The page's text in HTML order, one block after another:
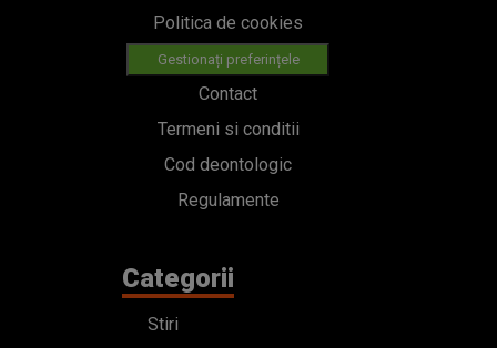
Politica de cookies
Gestionați preferințele
Contact
Termeni si conditii
Cod deontologic
Regulamente
Categorii
Stiri